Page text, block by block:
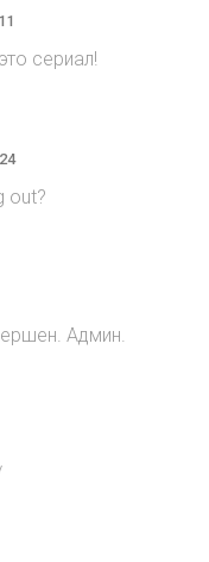
сериал!
out?
Админ.